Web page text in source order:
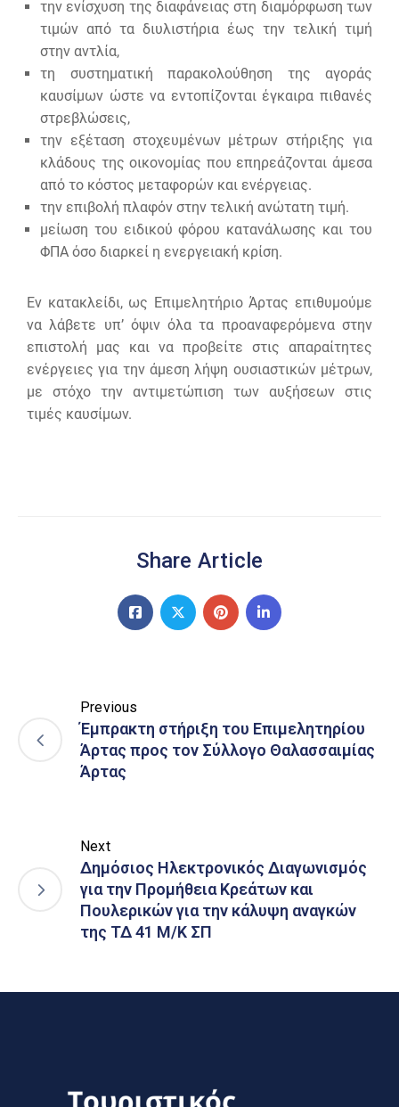
την ενίσχυση της διαφάνειας στη διαμόρφωση των
τιμών από τα διυλιστήρια έως την τελική τιμή
στην αντλία,
τη συστηματική παρακολούθηση της αγοράς
καυσίμων ώστε να εντοπίζονται έγκαιρα πιθανές
στρεβλώσεις,
την εξέταση στοχευμένων μέτρων στήριξης για
κλάδους της οικονομίας που επηρεάζονται άμεσα
από το κόστος μεταφορών και ενέργειας.
την επιβολή πλαφόν στην τελική ανώτατη τιμή.
μείωση του ειδικού φόρου κατανάλωσης και του
ΦΠΑ όσο διαρκεί η ενεργειακή κρίση.
Εν κατακλείδι, ως Επιμελητήριο Άρτας επιθυμούμε
να λάβετε υπ’ όψιν όλα τα προαναφερόμενα στην
επιστολή μας και να προβείτε στις απαραίτητες
ενέργειες για την άμεση λήψη ουσιαστικών μέτρων,
με στόχο την αντιμετώπιση των αυξήσεων στις
τιμές καυσίμων.
Share Article
Previous
Έμπρακτη στήριξη του Επιμελητηρίου
Άρτας προς τον Σύλλογο Θαλασσαιμίας
Άρτας
Next
Δημόσιος Ηλεκτρονικός Διαγωνισμός
για την Προμήθεια Κρεάτων και
Πουλερικών για την κάλυψη αναγκών
της ΤΔ 41 Μ/Κ ΣΠ